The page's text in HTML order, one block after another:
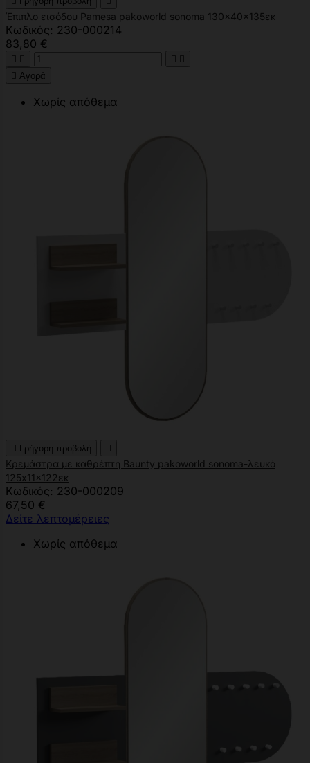
Έπιπλο εισόδου Pamesa pakoworld sonoma 130x40x135εκ
Κωδικός: 230-000214
83,80 €
   
 Αγορά
Χωρίς απόθεμα
 Γρήγορη προβολή 
Κρεμάστρα με καθρέπτη Baunty pakoworld sonoma-λευκό
125x11x122εκ
Κωδικός: 230-000209
67,50 €
Δείτε λεπτομέρειες
Χωρίς απόθεμα